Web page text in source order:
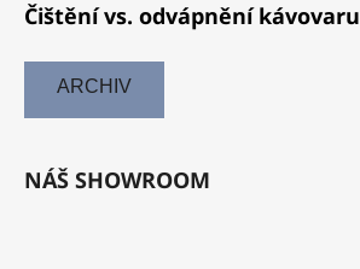
Čištění vs. odvápnění kávovaru
ARCHIV
NÁŠ SHOWROOM